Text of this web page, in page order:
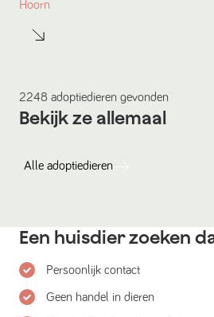
Hoorn
2248 adoptiedieren gevonden
Bekijk ze allemaal
Alle adoptiedieren
Een huisdier zoeken
Persoonlijk contact
Geen handel in dieren